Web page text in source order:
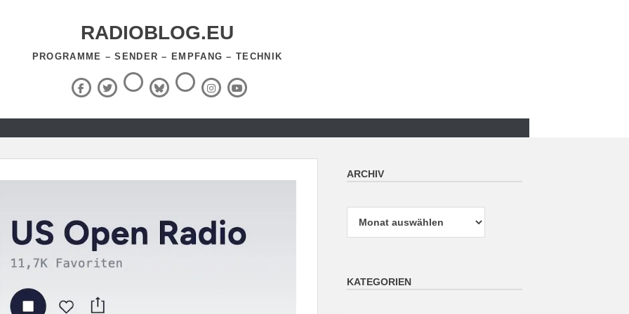
RADIOBLOG.EU
PROGRAMME – SENDER – EMPFANG – TECHNIK
Facebook
X
(Twitter)
ThreadsBlueSky
RSS-
Feed InstagramYouTube
ARCHIV
KATEGORIEN